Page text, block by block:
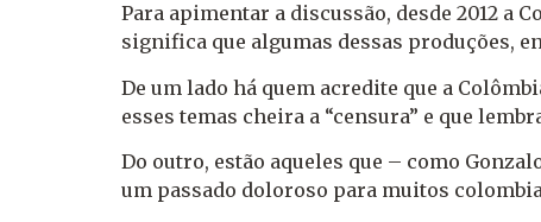
Para apimentar a discussão, desde 2012
significa que algumas dessas produções,
De um lado há quem acredite que a
esses temas cheira a “censura” e que
Do outro, estão aqueles que – como
um passado doloroso para muitos